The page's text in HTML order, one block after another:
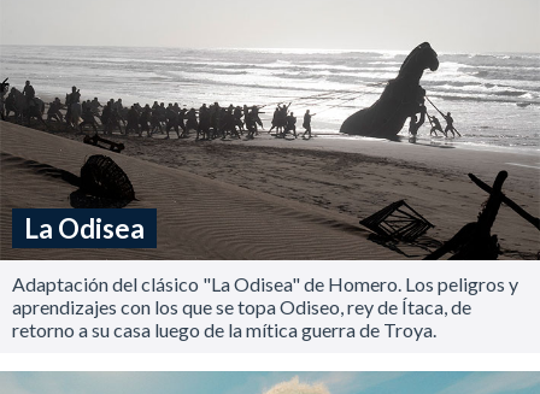
La Odisea
Adaptación del clásico "La Odisea" de Homero. Los peligros y
aprendizajes con los que se topa Odiseo, rey de Ítaca, de
retorno a su casa luego de la mítica guerra de Troya.